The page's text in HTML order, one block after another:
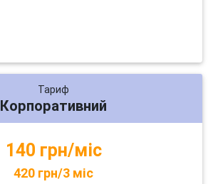
Тариф
Корпоративний
140 грн/міс
420 грн/3 міс